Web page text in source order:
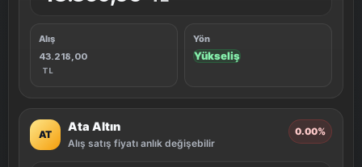
Alış
43.218,00
TL
Yön
Yükseliş
AT
Ata Altın
Alış satış fiyatı anlık değişebilir
0.00%